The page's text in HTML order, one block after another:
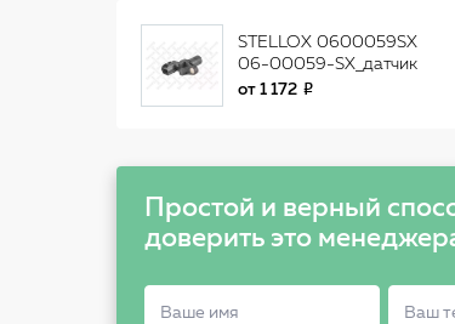
STELLOX 0600059SX
06-00059-SX_датчик
положения коленвала!\
от 1 172
Простой и верный
доверить это